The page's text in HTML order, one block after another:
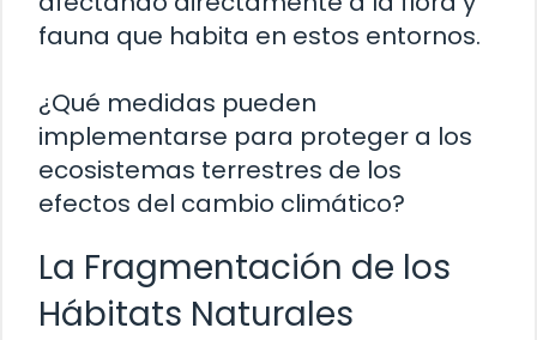
fauna que habita en estos entornos.
¿Qué medidas pueden
implementarse para proteger a los
ecosistemas terrestres de los
efectos del cambio climático?
La Fragmentación de los
Hábitats Naturales